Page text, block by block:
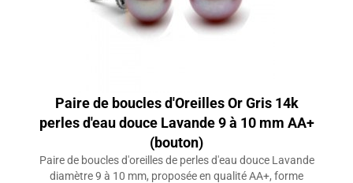
Paire de boucles d'Oreilles Or Gris 14k
perles d'eau douce Lavande 9 à 10 mm AA+
(bouton)
Paire de boucles d'oreilles de perles d'eau douce Lavande
diamètre 9 à 10 mm, proposée en qualité AA+, forme